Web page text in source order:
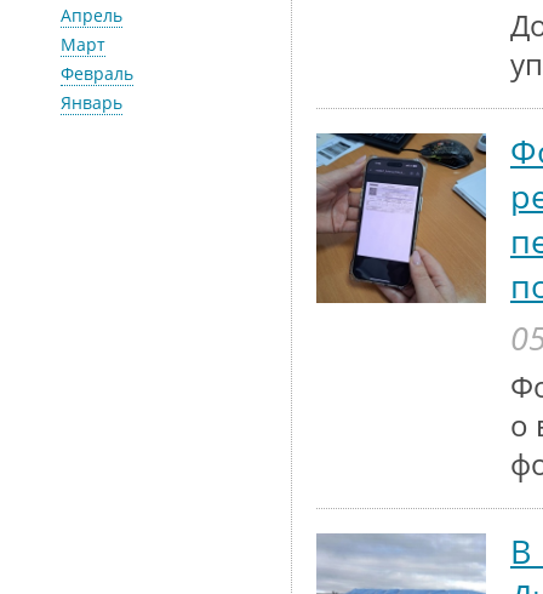
Апрель
Март
Февраль
Январь
о
В